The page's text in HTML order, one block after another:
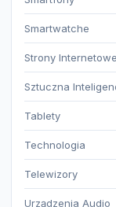
Smartwatche
Strony Internetowe
Sztuczna
Tablety
Technologia
Telewizory
Urządzenia Audio